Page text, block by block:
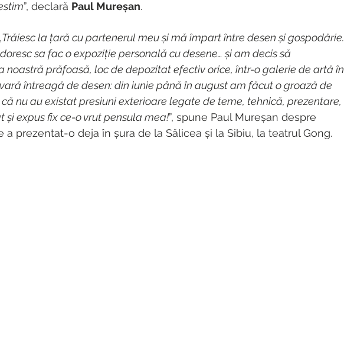
”, declară Paul Mureșan.
Trăiesc la țară cu partenerul meu și mă împart între desen și gospodărie.
sa fac o expoziție personală cu desene… și am decis să
noastră prăfoasă, loc de depozitat efectiv orice, într-o galerie de artă în
întreagă de desen: din iunie până în august am făcut o groază de
nu au existat presiuni exterioare legate de teme, tehnică, prezentare,
și expus fix ce-o vrut pensula mea!”, spune Paul Mureșan despre
a prezentat-o deja în șura de la Sălicea și la Sibiu, la teatrul Gong.